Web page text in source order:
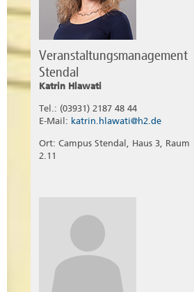
Veranstaltungsmanagement
Stendal
Katrin Hlawati
Tel.: (03931) 2187 48 44
E-Mail: katrin.hlawati@h2.de
Ort: Campus Stendal, Haus 3, Raum
2.11